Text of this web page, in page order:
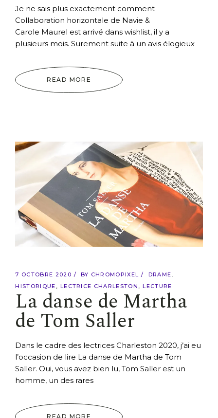
Je ne sais plus exactement comment
Collaboration horizontale de Navie &
Carole Maurel est arrivé dans wishlist, il y a
plusieurs mois. Surement suite à un avis élogieux
READ MORE
7 OCTOBRE 2020 BY CHROMOPIXEL
DRAME
HISTORIQUE
LECTRICE CHARLESTON LECTURE
La danse de Martha
de Tom Saller
Dans le cadre des lectrices Charleston 2020, j’ai eu
l’occasion de lire La danse de Martha de Tom
Saller. Oui, vous avez bien lu, Tom Saller est un
homme, un des rares
READ MORE